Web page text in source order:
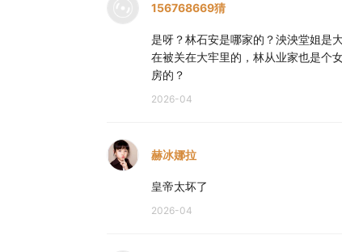
156768669猜
是呀？林石安是哪家的？泱泱堂姐是
在被关在大牢里的，林从业家也是个
房的？
2026-04
赫冰娜拉
皇帝太坏了
2026-04